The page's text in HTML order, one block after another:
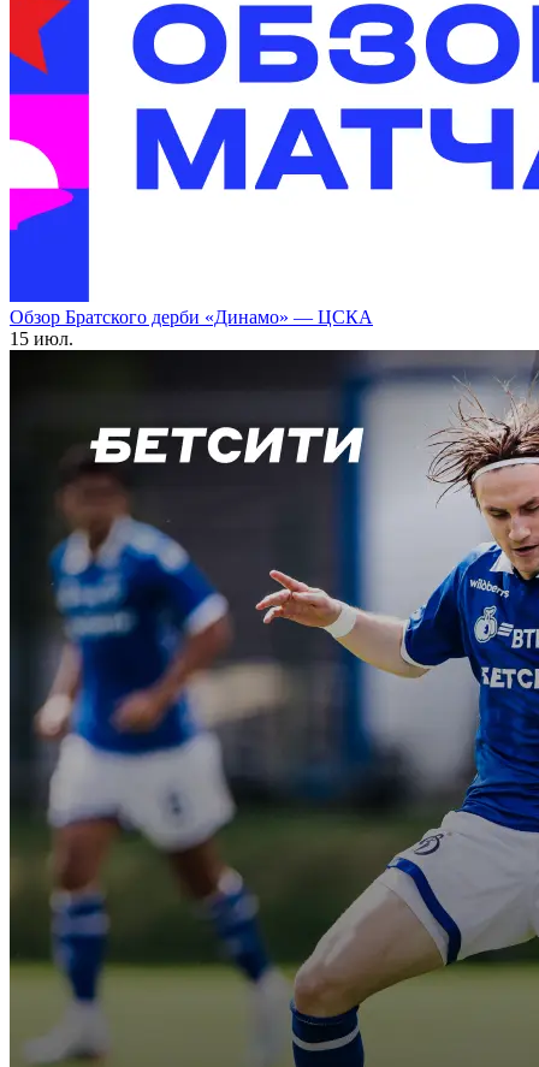
Обзор Братского дерби «Динамо» — ЦСКА
15 июл.